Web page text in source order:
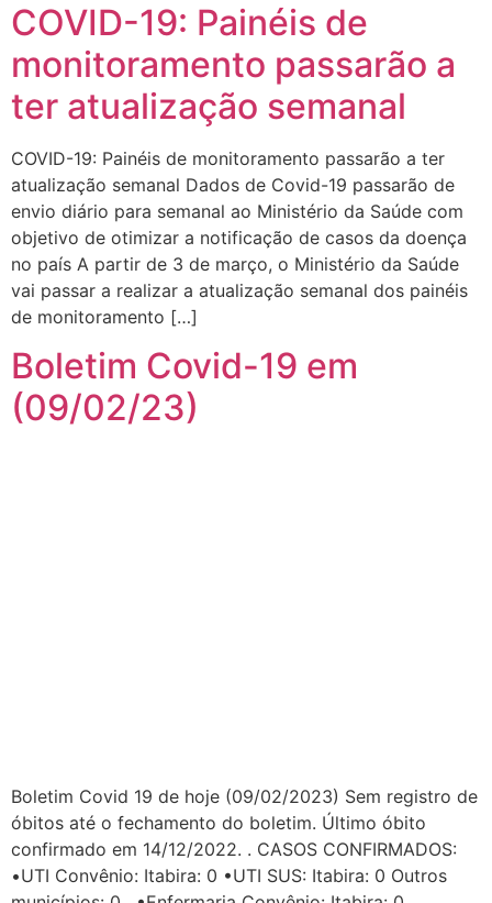
COVID-19: Painéis de
monitoramento passarão a
ter atualização semanal
COVID-19: Painéis de monitoramento passarão a ter
atualização semanal Dados de Covid-19 passarão de
envio diário para semanal ao Ministério da Saúde com
objetivo de otimizar a notificação de casos da doença
no país A partir de 3 de março, o Ministério da Saúde
vai passar a realizar a atualização semanal dos painéis
de monitoramento […]
Boletim Covid-19 em
(09/02/23)
Boletim Covid 19 de hoje (09/02/2023) Sem registro de
óbitos até o fechamento do boletim. Último óbito
confirmado em 14/12/2022. . CASOS CONFIRMADOS:
•UTI Convênio: Itabira: 0 •UTI SUS: Itabira: 0 Outros